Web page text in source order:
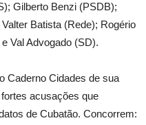
Gilberto Benzi (PSDB);
Batista (Rede); Rogério
Val Advogado (SD).
Caderno Cidades de sua
acusações que
de Cubatão. Concorrem: